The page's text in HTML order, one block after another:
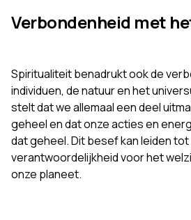
Verbondenheid met
Spiritualiteit benadrukt ook de
individuen, de natuur en het
stelt dat we allemaal een deel
geheel en dat onze acties en
dat geheel. Dit besef kan leiden
verantwoordelijkheid voor het
onze planeet.